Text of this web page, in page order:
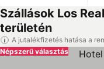
Szállások Los
területén
A jutalékfizetés hatása a
Népszerű választás